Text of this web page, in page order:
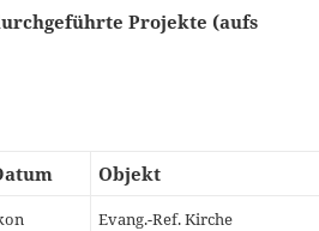
Projekte (aufs
Objekt
Evang.-Ref. Kirche